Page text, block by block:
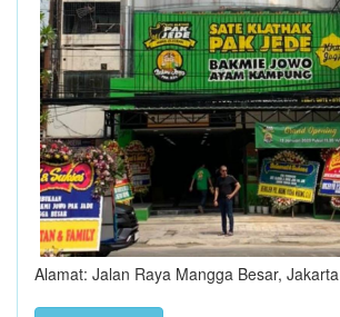
Alamat: Jalan Raya Mangga Besar, Jakarta